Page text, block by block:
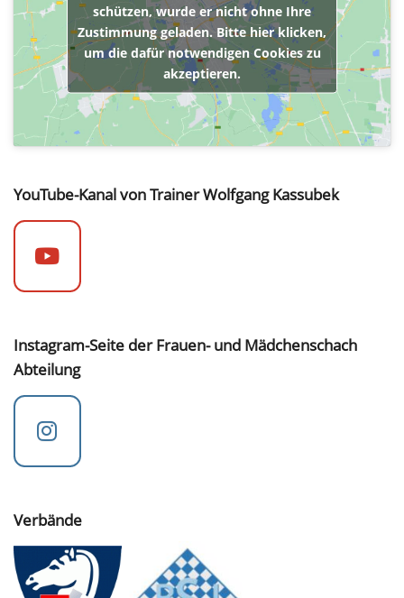
schützen, wurde er nicht ohne Ihre
Zustimmung geladen. Bitte hier klicken,
um die dafür notwendigen Cookies zu
akzeptieren.
YouTube-Kanal von Trainer Wolfgang Kassubek
Instagram-Seite der Frauen- und Mädchenschach
Abteilung
Verbände